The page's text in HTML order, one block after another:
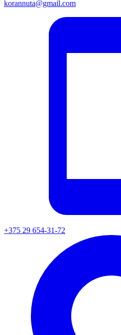
korannuta@gmail.com
+375 29 654-31-72